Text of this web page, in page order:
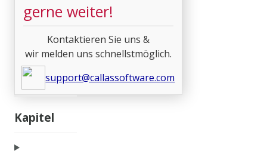
gerne weiter!
Kontaktieren Sie uns &
wir melden uns schnellstmöglich.
support@callassoftware.com
Kapitel